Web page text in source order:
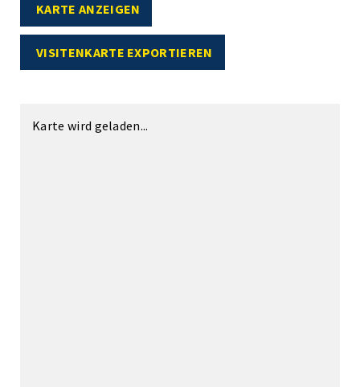
KARTE ANZEIGEN
VISITENKARTE EXPORTIEREN
Karte wird geladen...